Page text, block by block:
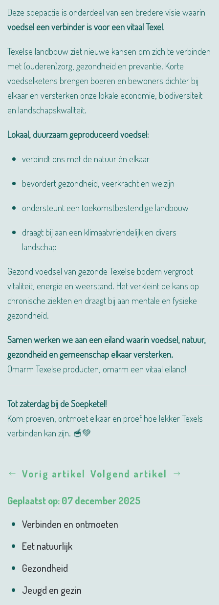
Deze soepactie is onderdeel van een bredere visie waarin
voedsel een verbinder is voor een vitaal Texel.
Texelse landbouw ziet nieuwe kansen om zich te verbinden
met (ouderen)zorg, gezondheid en preventie. Korte
voedselketens brengen boeren en bewoners dichter bij
elkaar en versterken onze lokale economie, biodiversiteit
en landschapskwaliteit.
Lokaal, duurzaam geproduceerd voedsel:
verbindt ons met de natuur én elkaar
bevordert gezondheid, veerkracht en welzijn
ondersteunt een toekomstbestendige landbouw
draagt bij aan een klimaatvriendelijk en divers
landschap
Gezond voedsel van gezonde Texelse bodem vergroot
vitaliteit, energie en weerstand. Het verkleint de kans op
chronische ziekten en draagt bij aan mentale en fysieke
gezondheid.
Samen werken we aan een eiland waarin voedsel, natuur,
gezondheid en gemeenschap elkaar versterken.
Omarm Texelse producten, omarm een vitaal eiland!
Tot zaterdag bij de Soepketel!
Kom proeven, ontmoet elkaar en proef hoe lekker Texels
verbinden kan zijn. 🥣💚
Vorig artikel Volgend artikel
Geplaatst op: 07 december 2025
Verbinden en ontmoeten
Eet natuurlijk
Gezondheid
Jeugd en gezin